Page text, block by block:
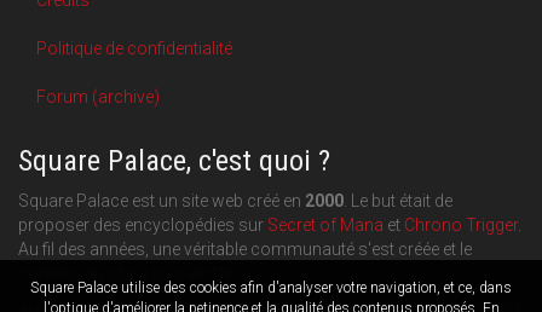
Square Palace utilise des cookies afin d'analyser votre navigation, et ce, dans
l'optique d'améliorer la petinence et la qualité des contenus proposés. En
Politique de confidentialité
Forum (archive)
Square Palace, c'est quoi ?
Square Palace est un site web créé en 2000 . Le but était de
proposer des encyclopédies sur Secret of Mana et Chrono Trigger.
Au fil des années, une véritable communauté s'est créée et le